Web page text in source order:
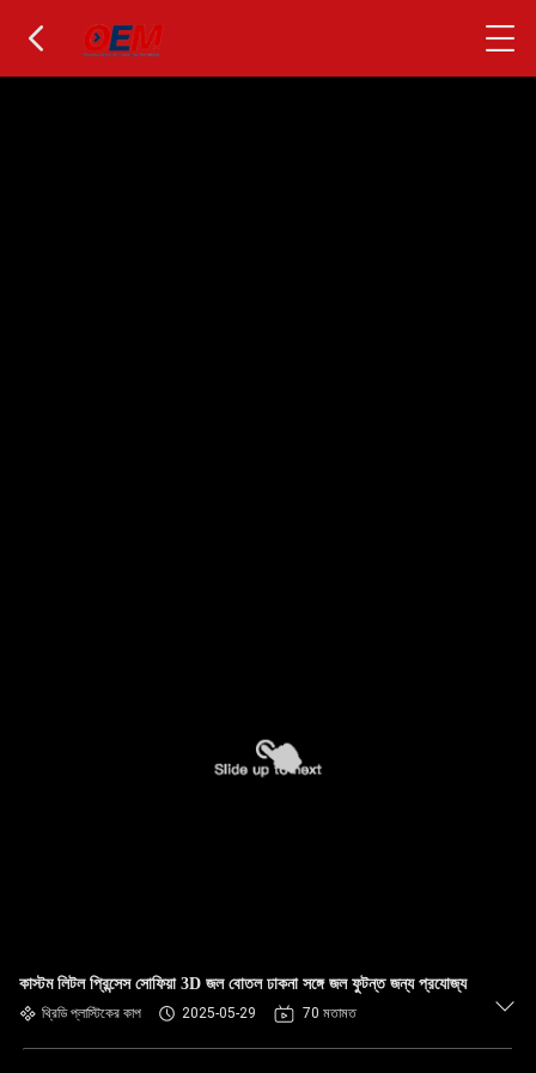
কাস্টম লিটল প্রিন্সেস সোফিয়া 3D জল বোতল ঢাকনা সঙ্গে জল ফুটন্ত জন্য প্রযোজ্য
থ্রিডি প্লাস্টিকের কাপ 2025-05-29 70 মতামত